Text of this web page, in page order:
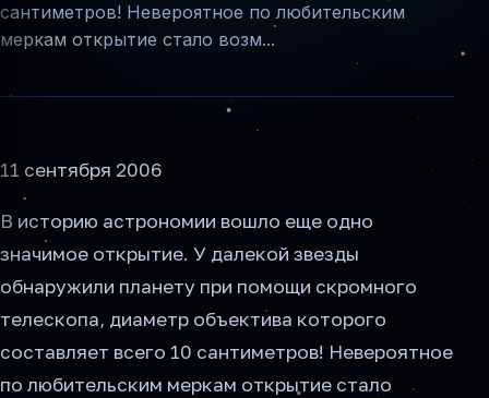
сантиметров! Невероятное по любительским
меркам открытие стало возм...
11 сентября 2006
В историю астрономии вошло еще одно
значимое открытие. У далекой звезды
обнаружили планету при помощи скромного
телескопа, диаметр объектива которого
составляет всего 10 сантиметров! Невероятное
по любительским меркам открытие стало